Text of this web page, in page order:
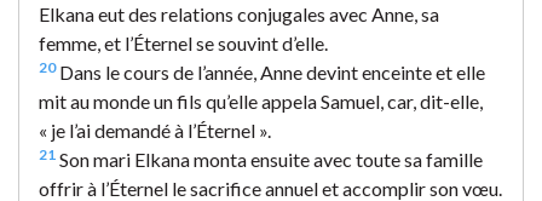
Elkana eut des relations conjugales avec Anne, sa
femme, et l’Éternel se souvint d’elle.
20Dans le cours de l’année, Anne devint enceinte et elle
mit au monde un fils qu’elle appela Samuel, car, dit-elle,
« je l’ai demandé à l’Éternel ».
21 Son mari Elkana monta ensuite avec toute sa famille
offrir à l’Éternel le sacrifice annuel et accomplir son vœu.